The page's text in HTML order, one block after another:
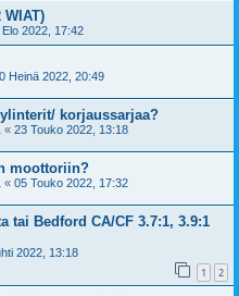
Elo 2022, 17:42
Heinä 2022, 20:49
korjaussarjaa?
« 23 Touko 2022, 13:18
moottoriin?
« 05 Touko 2022, 17:32
tai Bedford CA/CF 3.7:1, 3.9:1
2022, 13:18
1 2